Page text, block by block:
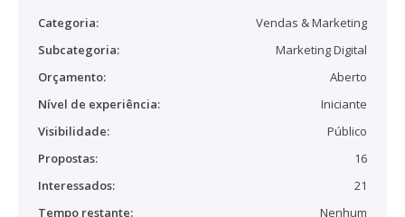
Categoria:
Vendas & Marketing
Subcategoria:
Marketing Digital
Orçamento:
Aberto
Nível de experiência:
Iniciante
Visibilidade:
Público
Propostas:
16
Interessados:
21
Tempo restante:
Nenhum